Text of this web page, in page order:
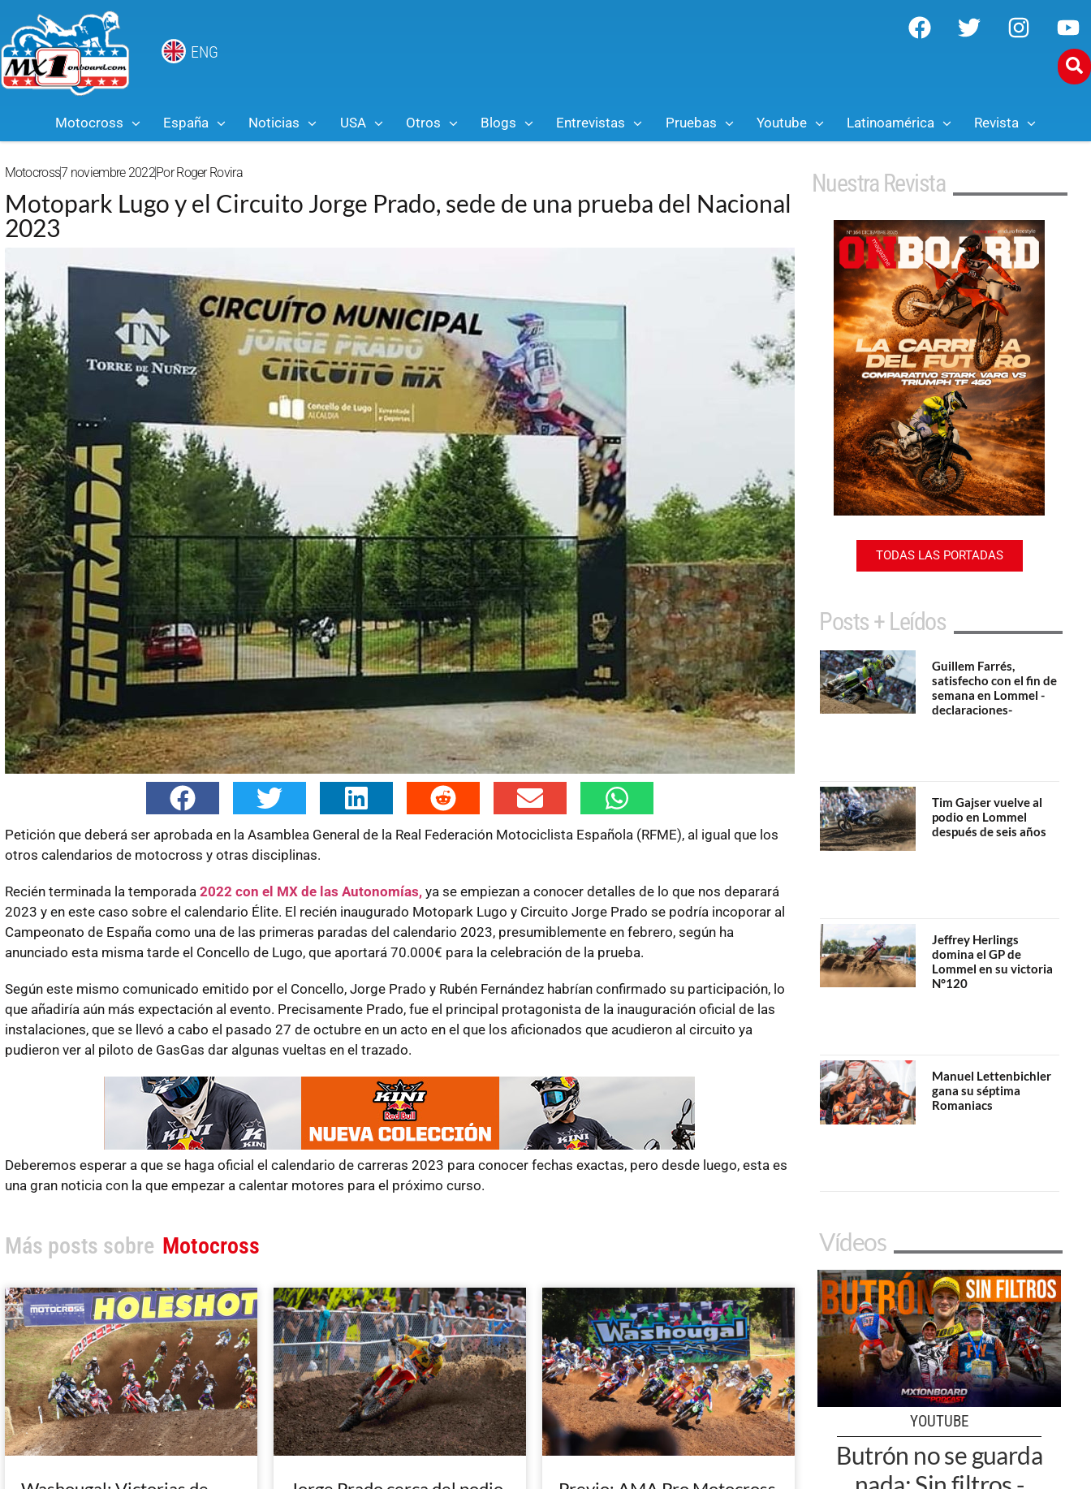
ENG
Motocross España Noticias USA Otros Blogs Entrevistas Pruebas Youtube Latinoamérica Revista
Motocross7 noviembre 2022PorRoger Rovira
Motopark Lugo y el Circuito Jorge Prado, sede de una prueba del Nacional
2023
Petición que deberá ser aprobada en la Asamblea General de la Real Federación Motociclista Española (RFME), al igual que los
otros calendarios de motocross y otras disciplinas.
Recién terminada la temporada 2022 con el MX de las Autonomías,ya se empiezan a conocer detalles de lo que nos deparará
2023 y en este caso sobre el calendario Élite. El recién inaugurado Motopark Lugo y Circuito Jorge Prado se podría incoporar al
Campeonato de España como una de las primeras paradas del calendario 2023, presumiblemente en febrero, según ha
anunciado esta misma tarde el Concello de Lugo, que aportará 70.000€ para la celebración de la prueba.
Según este mismo comunicado emitido por el Concello, Jorge Prado y Rubén Fernández habrían confirmado su participación, lo
que añadiría aún más expectación al evento. Precisamente Prado, fue el principal protagonista de la inauguración oficial de las
instalaciones, que se llevó a cabo el pasado 27 de octubre en un acto en el que los aficionados que acudieron al circuito ya
pudieron ver al piloto de GasGas dar algunas vueltas en el trazado.
Deberemos esperar a que se haga oficial el calendario de carreras 2023 para conocer fechas exactas, pero desde luego, esta es
una gran noticia con la que empezar a calentar motores para el próximo curso.
Más posts sobre Motocross
Nuestra Revista
TODAS LAS PORTADAS
Posts + Leídos
Guillem Farrés,
satisfecho con el fin de
semana en Lommel -
declaraciones-
Tim Gajser vuelve al
podio en Lommel
después de seis años
Jeffrey Herlings
domina el GP de
Lommel en su victoria
N°120
Manuel Lettenbichler
gana su séptima
Romaniacs
Vídeos
YOUTUBE
Butrón no se guarda